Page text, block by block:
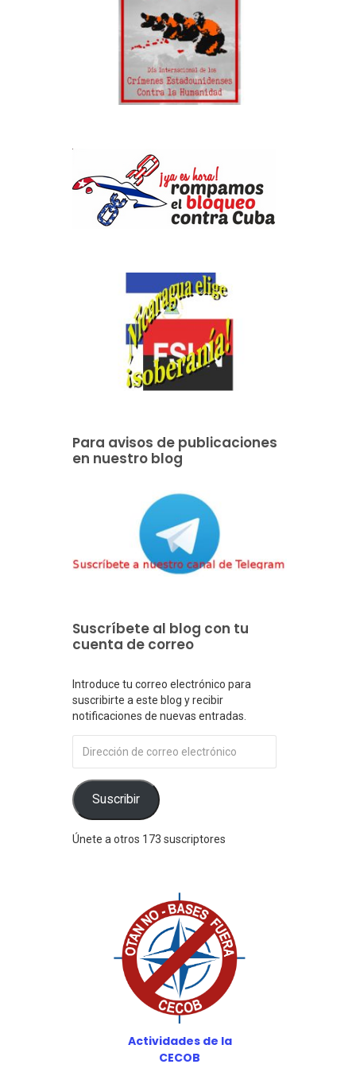
Para avisos de publicaciones
en nuestro blog
Suscríbete al blog con tu
cuenta de correo
Introduce tu correo electrónico para
suscribirte a este blog y recibir
notificaciones de nuevas entradas.
de
correo
electrónico
Suscribir
Únete a otros 173 suscriptores
Actividades de la
CECOB